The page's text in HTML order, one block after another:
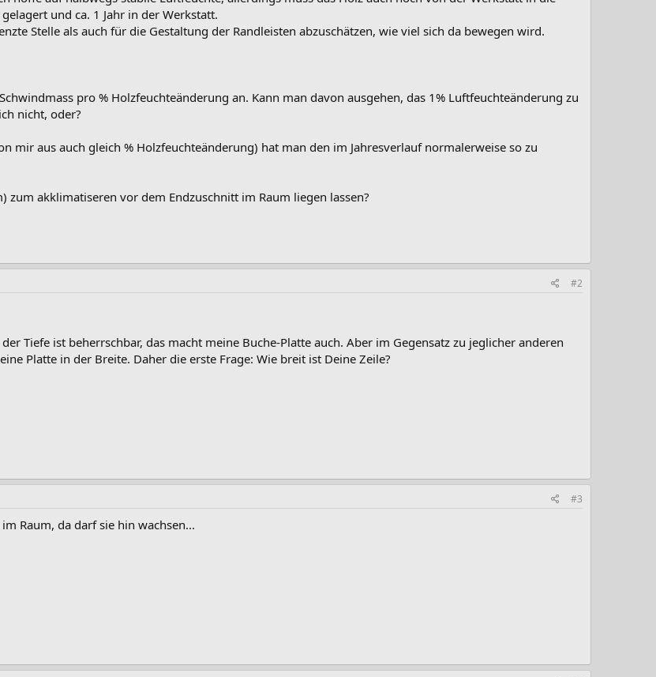
und ca. 1 Jahr in der Werkstatt.
Stelle als auch für die Gestaltung der Randleisten abzuschätzen, wie viel sich da bewegen wird.
pro % Holzfeuchteänderung an. Kann man davon ausgehen, das 1% Luftfeuchteänderung zu
nicht, oder?
mir aus auch gleich % Holzfeuchteänderung) hat man den im Jahresverlauf normalerweise so zu
akklimatiseren vor dem Endzuschnitt im Raum liegen lassen?
#2
Tiefe ist beherrschbar, das macht meine Buche-Platte auch. Aber im Gegensatz zu jeglicher anderen
Platte in der Breite. Daher die erste Frage: Wie breit ist Deine Zeile?
#3
Raum, da darf sie hin wachsen...